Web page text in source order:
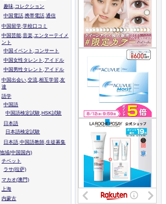
趣味,コレクション
中国電話,携帯電話,通信
中国留学,学校口コミ
中国芸能,音楽,エンターテイメ
ント
中国イベント,コンサート
中国女性タレント,アイドル
中国男性タレント,アイドル
中国出会い,交流,相互学習,友
達
語学
中国語
中国語検定試験,HSK試験
日本語
日本語検定試験
日本語,中国語教師,生徒募集
地域(中国国内)
チベット
ラサ(拉萨)
マカオ(澳門)
上海
内蒙古